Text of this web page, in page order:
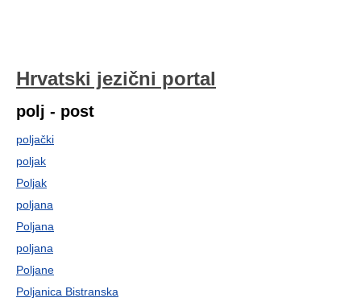
Hrvatski jezični portal
polj - post
poljački
poljak
Poljak
poljana
Poljana
poljana
Poljane
Poljanica Bistranska